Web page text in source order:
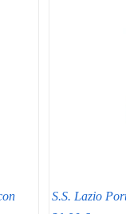
S.S. Lazio